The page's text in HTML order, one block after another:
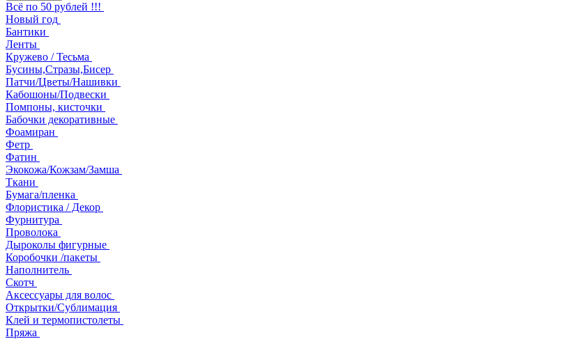
Всё по 50 рублей !!!
Новый год
Бантики
Ленты
Кружево / Тесьма
Бусины,Стразы,Бисер
Патчи/Цветы/Нашивки
Кабошоны/Подвески
Помпоны, кисточки
Бабочки декоративные
Фоамиран
Фетр
Фатин
Экокожа/Кожзам/Замша
Ткани
Бумага/пленка
Флористика / Декор
Фурнитура
Проволока
Дыроколы фигурные
Коробочки /пакеты
Наполнитель
Скотч
Аксессуары для волос
Открытки/Сублимация
Клей и термопистолеты
Пряжа